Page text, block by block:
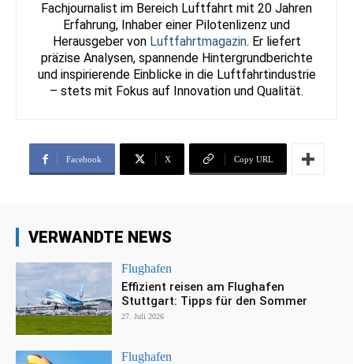
Fachjournalist im Bereich Luftfahrt mit 20 Jahren
Erfahrung, Inhaber einer Pilotenlizenz und
Herausgeber von Luftfahrtmagazin. Er liefert
präzise Analysen, spannende Hintergrundberichte
und inspirierende Einblicke in die Luftfahrtindustrie
– stets mit Fokus auf Innovation und Qualität.
Facebook X Copy URL
VERWANDTE NEWS
Flughafen
Effizient reisen am Flughafen
Stuttgart: Tipps für den Sommer
27. Juli 2026
Flughafen